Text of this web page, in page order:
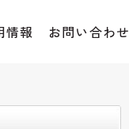
情報 お問い合わせ